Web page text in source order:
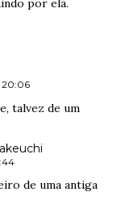
por ela.
20:06
talvez de um
de uma antiga